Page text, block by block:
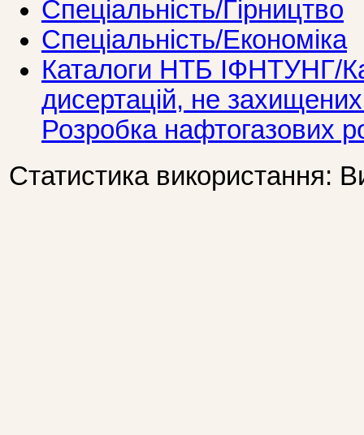
Спеціальність/Гірництво
Спеціальність/Економіка
Каталоги НТБ ІФНТУНГ/
дисертацій, не
Розробка нафтогазових
Статистика використання: